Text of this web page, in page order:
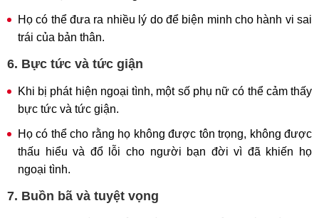
Họ có thể đưa ra nhiều lý do để biện minh cho hành vi sai
trái của bản thân.
6. Bực tức và tức giận
Khi bị phát hiện ngoại tình, một số phụ nữ có thể cảm thấy
bực tức và tức giận.
Họ có thể cho rằng họ không được tôn trọng, không được
thấu hiểu và đổ lỗi cho người bạn đời vì đã khiến họ
ngoại tình.
7. Buồn bã và tuyệt vọng